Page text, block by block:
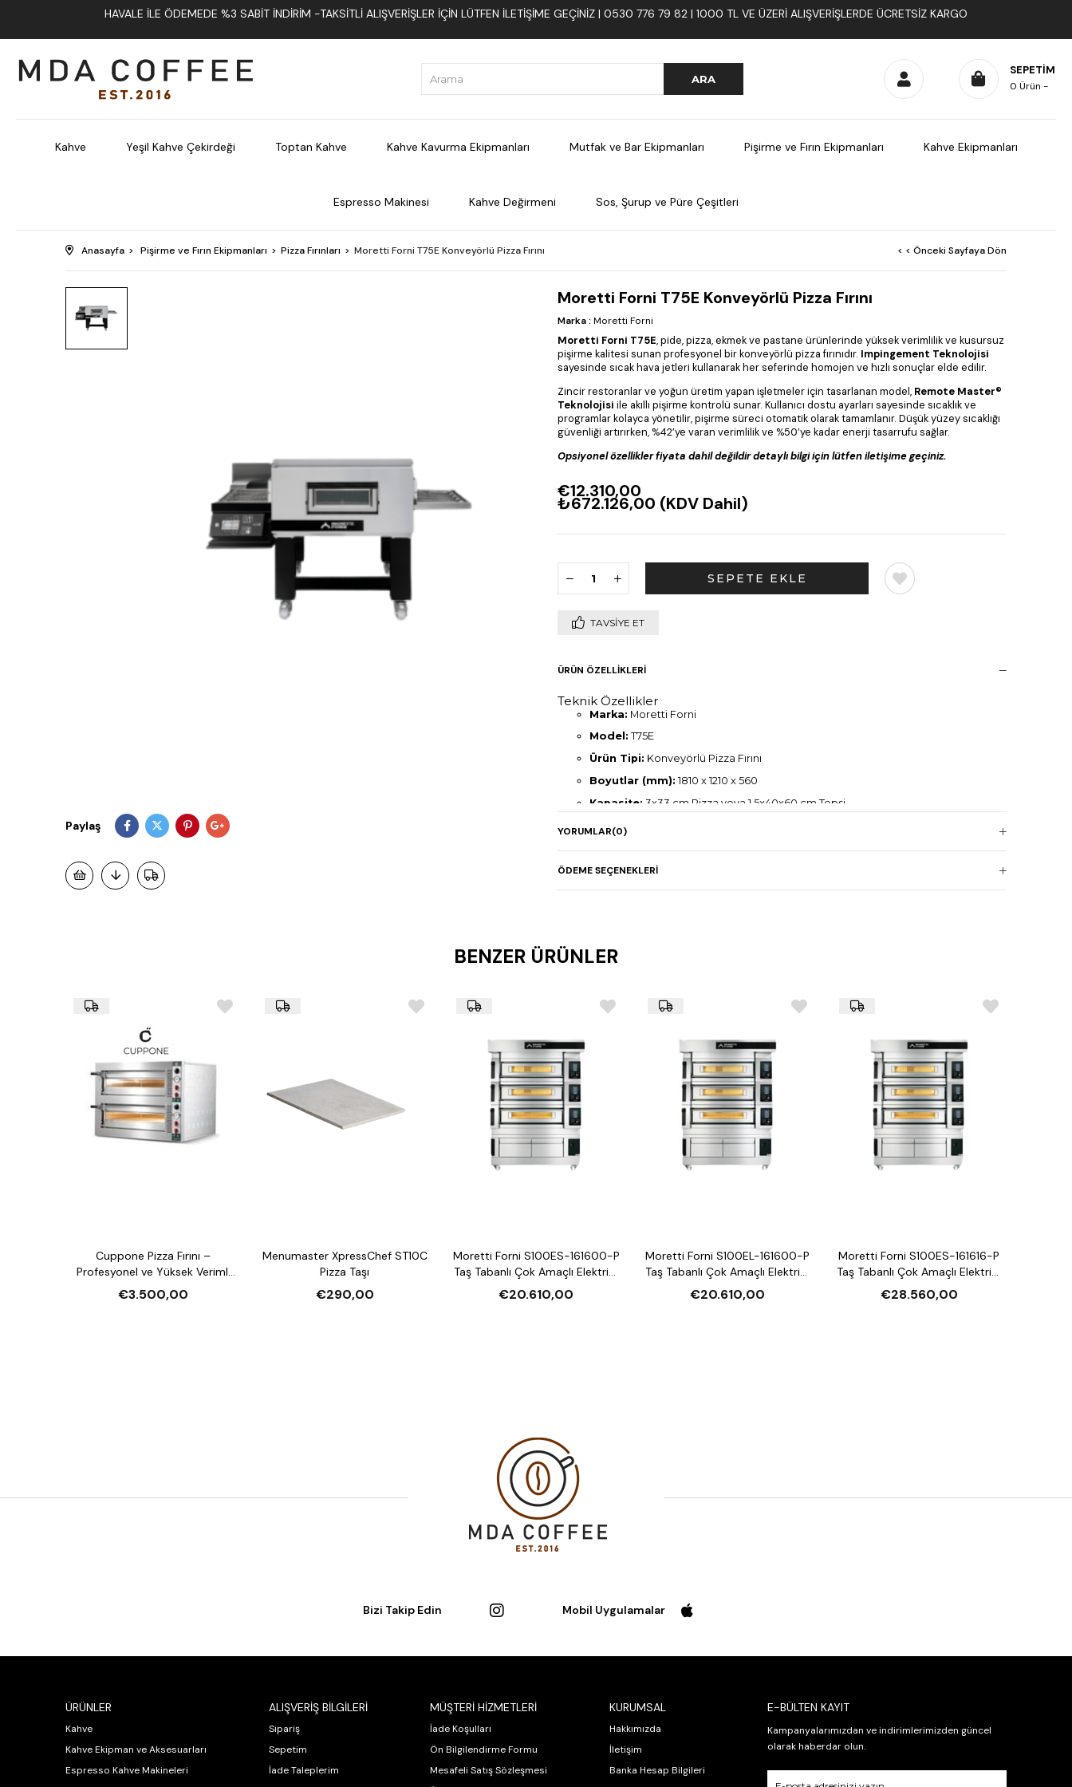
HAVALE İLE ÖDEMEDE %3 SABIT İNDIRIM -TAKSITLI ALIŞVERIŞLER İÇIN LÜTFEN ILETIŞIME GEÇINIZ | 0530 776 79 82 | 1000 TL VE ÜZERI ALIŞVERIŞLERDE ÜCRETSIZ KARGO
SEPETIM
0 Ürün
Kahve Yeşil Kahve Çekirdeği Toptan Kahve Kahve Kavurma Ekipmanları Mutfak ve Bar Ekipmanları Pişirme ve Fırın Ekipmanları Kahve Ekipmanları
Espresso Makinesi Kahve Değirmeni Sos, Şurup ve Püre Çeşitleri
Anasayfa Pişirme ve Fırın Ekipmanları Pizza Fırınları Moretti Forni T75E Konveyörlü Pizza Fırını < < Önceki Sayfaya Dön
Paylaş
Moretti Forni T75E Konveyörlü Pizza Fırını
Marka: Moretti Forni
Moretti Forni T75E, pide, pizza, ekmek ve pastane ürünlerinde yüksek verimlilik ve kusursuz
pişirme kalitesi sunan profesyonel bir konveyörlü pizza fırınıdır. Impingement Teknolojisi
sayesinde sıcak hava jetleri kullanarak her seferinde homojen ve hızlı sonuçlar elde edilir.
Zincir restoranlar ve yoğun üretim yapan işletmeler için tasarlanan model, Remote Master®
Teknolojisi ile akıllı pişirme kontrolü sunar. Kullanıcı dostu ayarları sayesinde sıcaklık ve
programlar kolayca yönetilir, pişirme süreci otomatik olarak tamamlanır. Düşük yüzey sıcaklığı
güvenliği artırırken, %42’ye varan verimlilik ve %50’ye kadar enerji tasarrufu sağlar.
Opsiyonel özellikler fiyata dahil değildir detaylı bilgi için lütfen iletişime geçiniz.
€12.310,00
₺672.126,00 (KDV Dahil)
TAVSIYE ET
ÜRÜN ÖZELLIKLERI
Teknik Özellikler
Marka: Moretti Forni
Model: T75E
Ürün Tipi: Konveyörlü Pizza Fırını
Boyutlar (mm): 1810 x 1210 x 560
Kapasite: 3x33 cm Pizza veya 1,5x40x60 cm Tepsi
Güç:16,55 kW – 380/400V 3N
Maksimum Pişirme Sıcaklığı:
Teknoloji:
Ek Özellikler (Opsiyonel):
Boyutlar (mm):
Tekerlekli yapı, taşınabilirlik ve ergonomik kullanım yüksekliği
YORUMLAR(0)
ÖDEME SEÇENEKLERI
BENZER ÜRÜNLER
Cuppone Pizza Fırını –
Profesyonel ve Yüksek Verimli
Pizza Fırını
€3.500,00
Menumaster XpressChef ST10C
Pizza Taşı
€290,00
Moretti Forni S100ES-161600-P
Taş Tabanlı Çok Amaçlı Elektrikli
Katlı Fırın (Buharlı,
Mayalandırmalı)
€20.610,00
Moretti Forni S100EL-161600-P
Taş Tabanlı Çok Amaçlı Elektrikli
Katlı Fırın (Buharlı,
Mayalandırmalı)
€20.610,00
Moretti Forni S100ES-161616-P
Taş Tabanlı Çok Amaçlı Elektrikli
Katlı Fırın (Buharlı,
Mayalandırmalı)
€28.560,00
Bizi Takip Edin Mobil Uygulamalar
ÜRÜNLER
Kahve
Kahve Ekipman ve Aksesuarları
Espresso Kahve Makineleri
ALIŞVERİŞ BİLGİLERİ
Sipariş
Sepetim
İade Taleplerim
MÜŞTERİ HİZMETLERİ
İade Koşulları
Ön Bilgilendirme Formu
Mesafeli Satış Sözleşmesi
KURUMSAL
Hakkımızda
İletişim
Banka Hesap Bilgileri
E-BÜLTEN KAYIT
Kampanyalarımızdan ve indirimlerimizden güncel
olarak haberdar olun.